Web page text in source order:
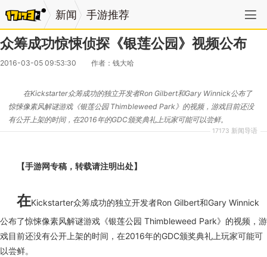
新闻 手游推荐
众筹成功惊悚侦探《银莲公园》视频公布
2016-03-05 09:53:30 作者：钱大哈
17173 新闻导语
在Kickstarter众筹成功的独立开发者Ron Gilbert和Gary Winnick公布了
惊悚像素风解谜游戏《银莲公园 Thimbleweed Park》的视频，游戏目前还没
有公开上架的时间，在2016年的GDC颁奖典礼上玩家可能可以尝鲜。
【手游网专稿，转载请注明出处】
在Kickstarter众筹成功的独立开发者Ron Gilbert和Gary Winnick
公布了惊悚像素风解谜游戏《银莲公园 Thimbleweed Park》的视频，游
戏目前还没有公开上架的时间，在2016年的GDC颁奖典礼上玩家可能可
以尝鲜。